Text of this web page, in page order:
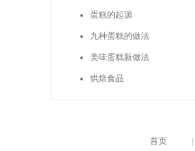
小孩都抢着吃，既好看
蛋糕的起源
九种蛋糕的做法
美味蛋糕新做法
烘焙食品
首页